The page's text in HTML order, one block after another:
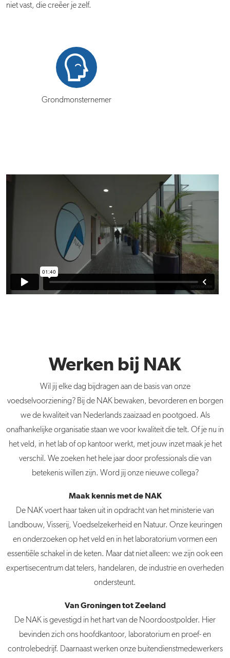
niet vast, die creëer je zelf.
Grondmonsternemer
Werken bij NAK
Wil jij elke dag bijdragen aan de basis van onze
voedselvoorziening? Bij de NAK bewaken, bevorderen en borgen
we de kwaliteit van Nederlands zaaizaad en pootgoed. Als
onafhankelijke organisatie staan we voor kwaliteit die telt. Of je nu in
het veld, in het lab of op kantoor werkt, met jouw inzet maak je het
verschil. We zoeken het hele jaar door professionals die van
betekenis willen zijn. Word jij onze nieuwe collega?
Maak kennis met de NAK
De NAK voert haar taken uit in opdracht van het ministerie van
Landbouw, Visserij, Voedselzekerheid en Natuur. Onze keuringen
en onderzoeken op het veld en in het laboratorium vormen een
essentiële schakel in de keten. Maar dat niet alleen: we zijn ook een
expertisecentrum dat telers, handelaren, de industrie en overheden
ondersteunt.
Van Groningen tot Zeeland
De NAK is gevestigd in het hart van de Noordoostpolder. Hier
bevinden zich ons hoofdkantoor, laboratorium en proef- en
controlebedrijf. Daarnaast werken onze buitendienstmedewerkers